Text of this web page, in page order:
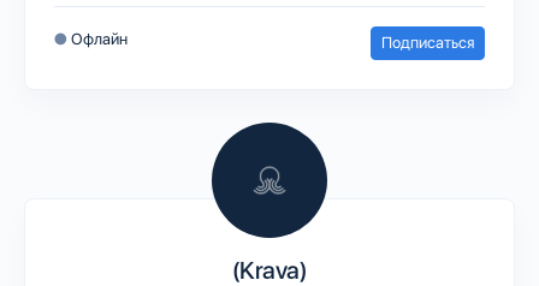
● Офлайн Подписаться
(Krava)